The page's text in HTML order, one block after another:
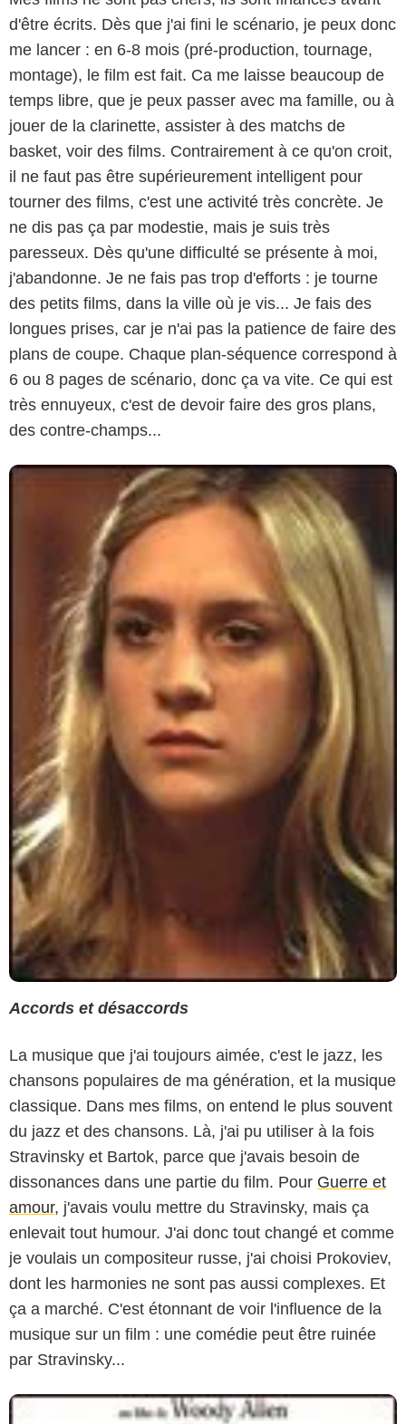
d'être écrits. Dès que j'ai fini le scénario, je peux donc
me lancer : en 6-8 mois (pré-production, tournage,
montage), le film est fait. Ca me laisse beaucoup de
temps libre, que je peux passer avec ma famille, ou à
jouer de la clarinette, assister à des matchs de
basket, voir des films. Contrairement à ce qu'on croit,
il ne faut pas être supérieurement intelligent pour
tourner des films, c'est une activité très concrète. Je
ne dis pas ça par modestie, mais je suis très
paresseux. Dès qu'une difficulté se présente à moi,
j'abandonne. Je ne fais pas trop d'efforts : je tourne
des petits films, dans la ville où je vis... Je fais des
longues prises, car je n'ai pas la patience de faire des
plans de coupe. Chaque plan-séquence correspond à
6 ou 8 pages de scénario, donc ça va vite. Ce qui est
très ennuyeux, c'est de devoir faire des gros plans,
des contre-champs...
Accords et désaccords
La musique que j'ai toujours aimée, c'est le jazz, les
chansons populaires de ma génération, et la musique
classique. Dans mes films, on entend le plus souvent
du jazz et des chansons. Là, j'ai pu utiliser à la fois
Stravinsky et Bartok, parce que j'avais besoin de
dissonances dans une partie du film. Pour Guerre et
amour, j'avais voulu mettre du Stravinsky, mais ça
enlevait tout humour. J'ai donc tout changé et comme
je voulais un compositeur russe, j'ai choisi Prokoviev,
dont les harmonies ne sont pas aussi complexes. Et
ça a marché. C'est étonnant de voir l'influence de la
musique sur un film : une comédie peut être ruinée
par Stravinsky...